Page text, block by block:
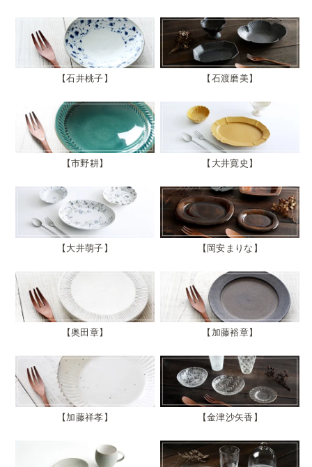
石井桃子 石渡磨美
市野耕 大井寛史
大井萌子 岡安まりな
奥田章 加藤裕章
加藤祥孝 金津沙矢香